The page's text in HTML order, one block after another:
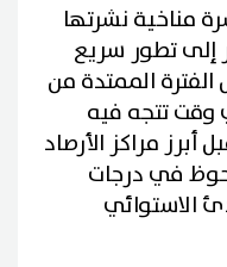
مناخية نشرتها
إلى تطور سريع
الممتدة من
سبتمبر 2026، في وقت تتجه فيه
مراكز الأرصاد
في درجات
الاستوائي